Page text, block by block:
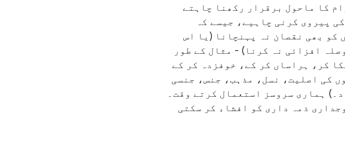
کا ماحول برقرار رکھنا چاہتے
پیروی کرنی چاہیے، جیسے کہ
کو بھی نقصان نہ پہنچانا (یا اس
افزائی نہ کرنا) - مثال کے طور
کر، ہراساں کر کے، خوفزدہ کر کے
کی اصلیت، نسل، مذہب، جنس، جنسی
ہماری سروسز استعمال کرتے وقت۔
ذمہ داری کو افشاء کر سکتی